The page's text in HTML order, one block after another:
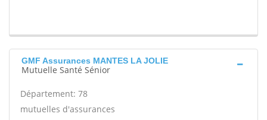
GMF Assurances MANTES LA JOLIE
Mutuelle Santé Sénior
Département: 78
mutuelles d'assurances